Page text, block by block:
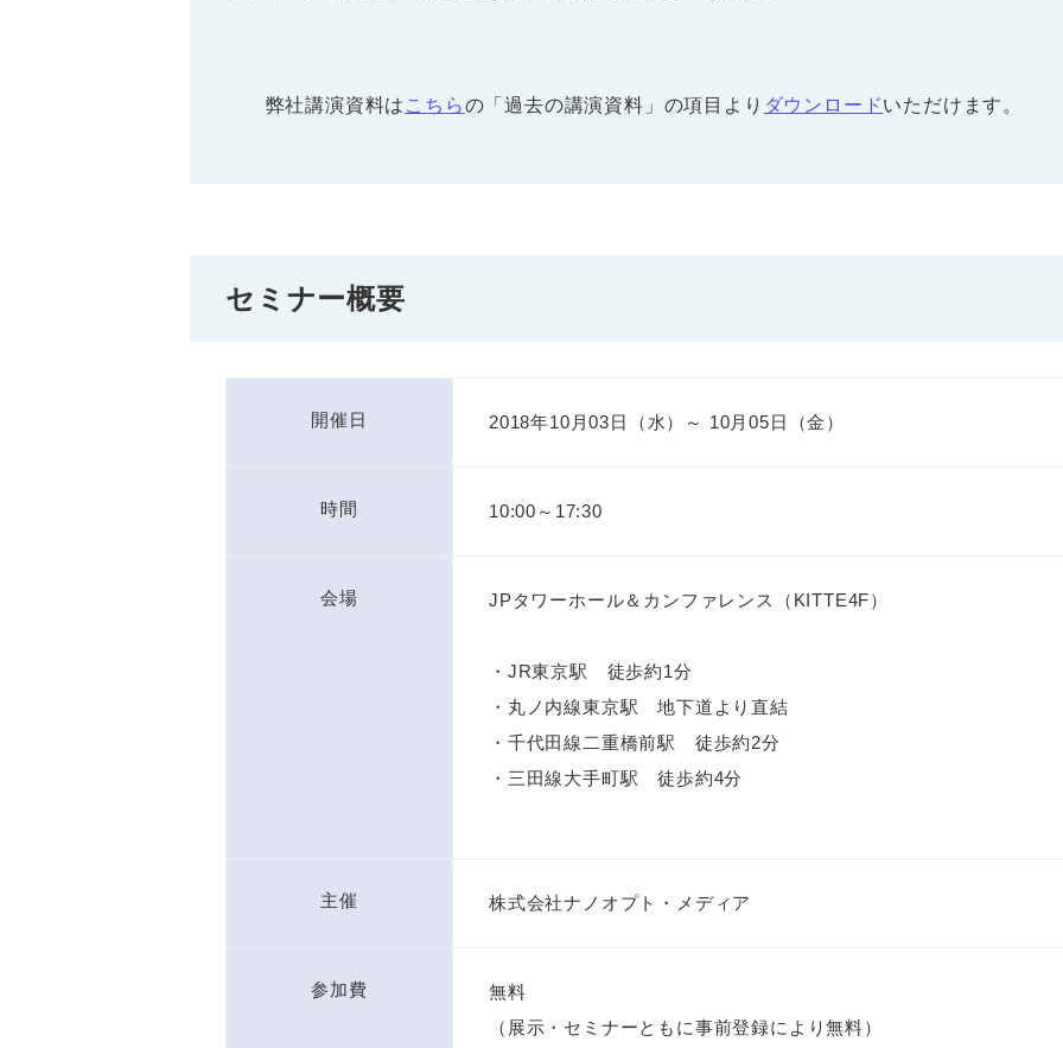
弊社講演資料は こちらの「過去の講演資料」の項目より ダウンロードいただけます。
セミナー概要
開催日 2018年10月03日（水）～ 10月05日（金）
時間 10:00～17:30
会場 JPタワーホール＆カンファレンス（KITTE4F）
・JR東京駅 徒歩約1分
・丸ノ内線東京駅 地下道より直結
・千代田線二重橋前駅 徒歩約2分
・三田線大手町駅 徒歩約4分
主催 株式会社ナノオプト・メディア
参加費
無料
（展示・セミナーともに事前登録により無料）